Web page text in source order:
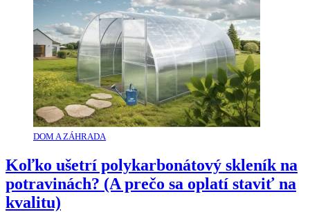
DOM A ZÁHRADA
Koľko ušetrí polykarbonátový skleník na
potravinách? (A prečo sa oplatí staviť na
kvalitu)